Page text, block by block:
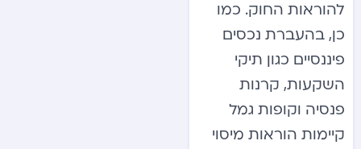
להוראות החוק. כמו
כן, בהעברת נכסים
פיננסיים כגון תיקי
השקעות, קרנות
פנסיה וקופות גמל
קיימות הוראות מיסוי